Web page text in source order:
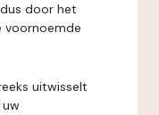
door het
voornoemde
uitwisselt